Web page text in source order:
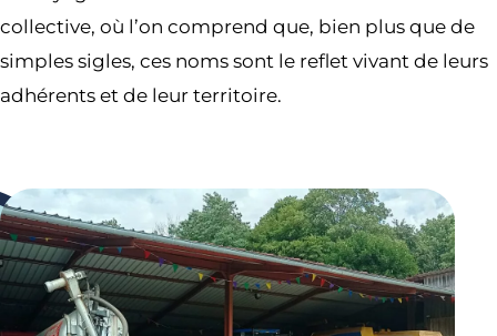
collective, où l’on comprend que, bien plus que de
simples sigles, ces noms sont le reflet vivant de leurs
adhérents et de leur territoire.